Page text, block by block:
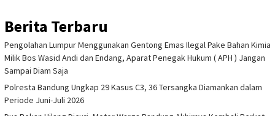
Berita Terbaru
Pengolahan Lumpur Menggunakan Gentong Emas Ilegal Pake Bahan Kimia
Milik Bos Wasid Andi dan Endang, Aparat Penegak Hukum ( APH ) Jangan
Sampai Diam Saja
Polresta Bandung Ungkap 29 Kasus C3, 36 Tersangka Diamankan dalam
Periode Juni-Juli 2026